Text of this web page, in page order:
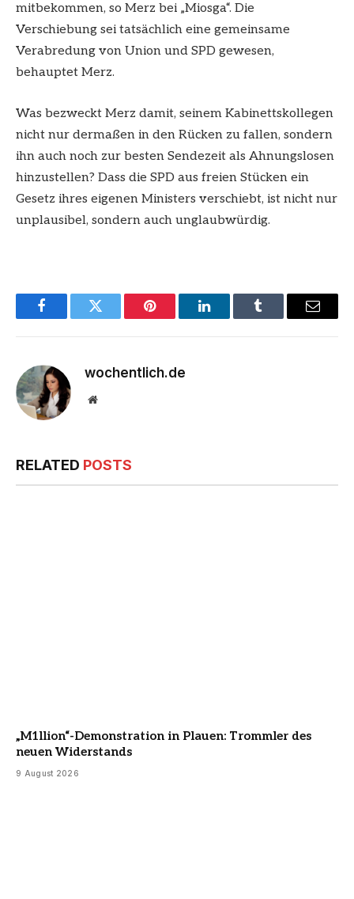
mitbekommen, so Merz bei „Miosga“. Die
Verschiebung sei tatsächlich eine gemeinsame
Verabredung von Union und SPD gewesen,
behauptet Merz.
Was bezweckt Merz damit, seinem Kabinettskollegen
nicht nur dermaßen in den Rücken zu fallen, sondern
ihn auch noch zur besten Sendezeit als Ahnungslosen
hinzustellen? Dass die SPD aus freien Stücken ein
Gesetz ihres eigenen Ministers verschiebt, ist nicht nur
unplausibel, sondern auch unglaubwürdig.
FacebookTwitter Pinterest LinkedInTumblr Email
wochentlich.de
Website
RELATED POSTS
„M1llion“-Demonstration in Plauen: Trommler des
neuen Widerstands
9 August 2026